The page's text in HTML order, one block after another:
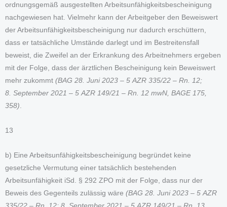
ordnungsgemäß ausgestellten Arbeitsunfähigkeitsbescheinigung
nachgewiesen hat. Vielmehr kann der Arbeitgeber den Beweiswert
der Arbeitsunfähigkeitsbescheinigung nur dadurch erschüttern,
dass er tatsächliche Umstände darlegt und im Bestreitensfall
beweist, die Zweifel an der Erkrankung des Arbeitnehmers ergeben
mit der Folge, dass der ärztlichen Bescheinigung kein Beweiswert
mehr zukommt (BAG 28. Juni 2023 – 5 AZR 335/22 – Rn. 12;
8. September 2021 – 5 AZR 149/21 – Rn. 12 mwN, BAGE 175,
358).
13
b) Eine Arbeitsunfähigkeitsbescheinigung begründet keine
gesetzliche Vermutung einer tatsächlich bestehenden
Arbeitsunfähigkeit iSd. § 292 ZPO mit der Folge, dass nur der
Beweis des Gegenteils zulässig wäre (BAG 28. Juni 2023 – 5 AZR